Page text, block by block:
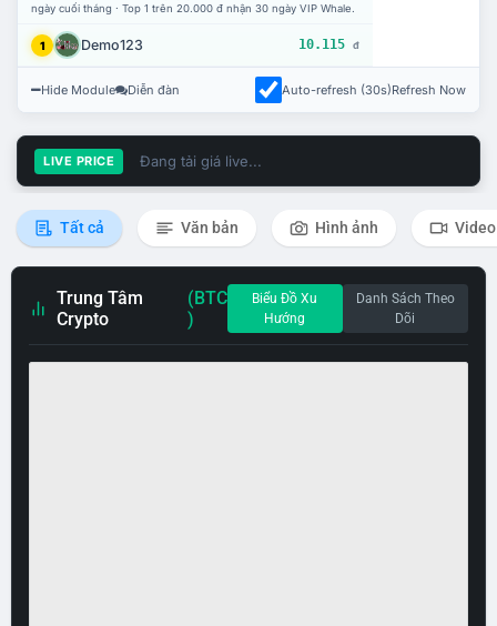
ngày cuối tháng · Top 1 trên 20.000 đ nhận 30 ngày VIP Whale.
1 Demo123 10.115 đ
Hide Module Diễn đàn Auto-refresh (30s)Refresh Now
LIVE PRICE Đang tải giá live...
Tất cả Văn bản Hình ảnh Video
Trung Tâm
Crypto
(BTC
)
Biểu Đồ Xu
Hướng
Danh Sách Theo
Dõi